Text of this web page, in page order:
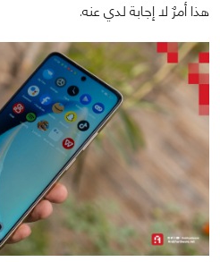
هذا أمرٌ لا إجابة لدي عنه.